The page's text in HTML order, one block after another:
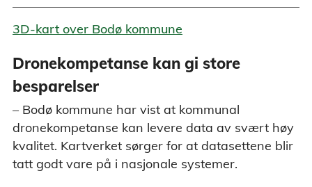
3D-kart over Bodø kommune
Dronekompetanse kan gi store
besparelser
– Bodø kommune har vist at kommunal
dronekompetanse kan levere data av svært høy
kvalitet. Kartverket sørger for at datasettene blir
tatt godt vare på i nasjonale systemer.